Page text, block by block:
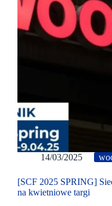
14/03/2025
[SCF 2025 SPRING]
na kwietniowe targi